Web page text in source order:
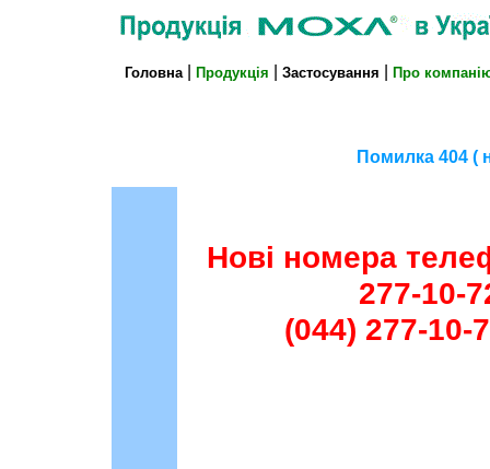
Головна Продукція Застосування Про
Помилка 404 (
Нові номера
277-10-
(044) 277-10-